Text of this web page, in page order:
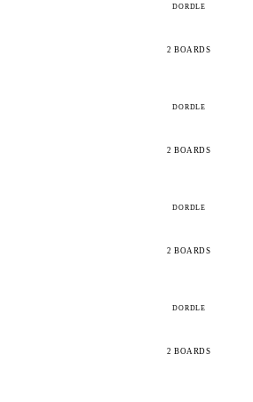
DORDLE
2 BOARDS
DORDLE
2 BOARDS
DORDLE
2 BOARDS
DORDLE
2 BOARDS